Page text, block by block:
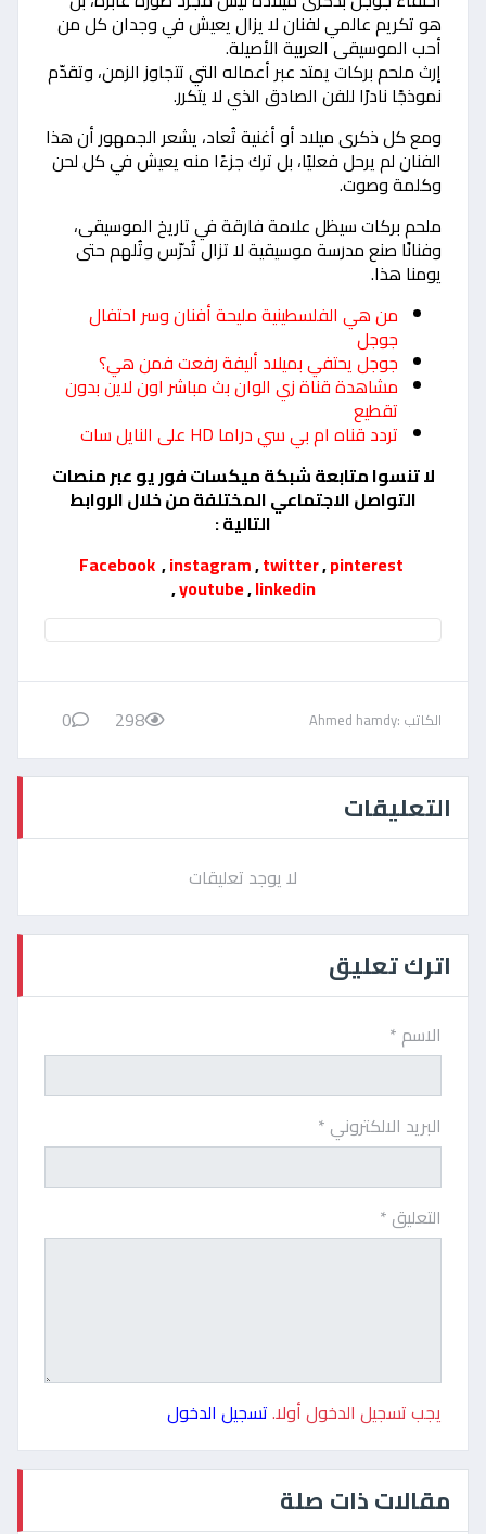
هو تكريم عالمي لفنان لا يزال يعيش في وجدان كل من
أحب الموسيقى العربية الأصيلة.
إرث ملحم بركات يمتد عبر أعماله التي تتجاوز الزمن، وتقدّم
نموذجًا نادرًا للفن الصادق الذي لا يتكرر.
ومع كل ذكرى ميلاد أو أغنية تُعاد، يشعر الجمهور أن هذا
الفنان لم يرحل فعليًا، بل ترك جزءًا منه يعيش في كل لحن
وكلمة وصوت.
ملحم بركات سيظل علامة فارقة في تاريخ الموسيقى،
وفنانًا صنع مدرسة موسيقية لا تزال تُدرّس وتُلهم حتى
يومنا هذا.
من هي الفلسطينية مليحة أفنان وسر احتفال
جوجل
جوجل يحتفي بميلاد أليفة رفعت فمن هي؟
مشاهدة قناة زي الوان بث مباشر اون لاين بدون
تقطيع
تردد قناه ام بي سي دراما HD على النايل سات
لا تنسوا متابعة شبكة ميكسات فور يو عبر منصات
التواصل الاجتماعي المختلفة من خلال الروابط
التالية :
Facebook ,instagram,twitter,pinterest
,youtube,linkedin
الكاتب :Ahmed hamdy 298
0
التعليقات
لا يوجد تعليقات
اترك تعليق
الاسم *
البريد الالكتروني *
التعليق *
يجب تسجيل الدخول أولا.تسجيل الدخول
مقالات ذات صلة